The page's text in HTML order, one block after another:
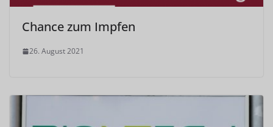
Chance zum Impfen
26. August 2021